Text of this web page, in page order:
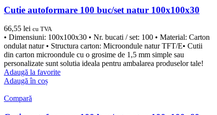
Cutie autoformare 100 buc/set natur 100x100x30
66,55 lei cu TVA
• Dimensiuni: 100x100x30 • Nr. bucati / set: 100 • Material: Carton
ondulat natur • Structura carton: Microondule natur TFT/E• Cutii
din carton microondule cu o grosime de 1,5 mm simple sau
personalizate sunt solutia ideala pentru ambalarea produselor tale!
Adaugă la favorite
Adaugă în coș
Compară